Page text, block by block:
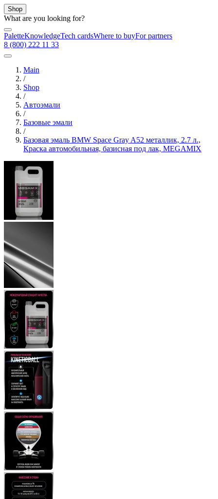
Shop
What are you looking for?
PaletteKnowledgeTech cardsWhere to buyFor partners
8 (800) 222 11 33
Main
/
Shop
/
Автоэмали
/
Базовые эмали
/
Базовая эмаль BMW Space Gray A52 металлик, 2.7 л.,
Краска автомобильная, базисная под лак, MEGAMIX